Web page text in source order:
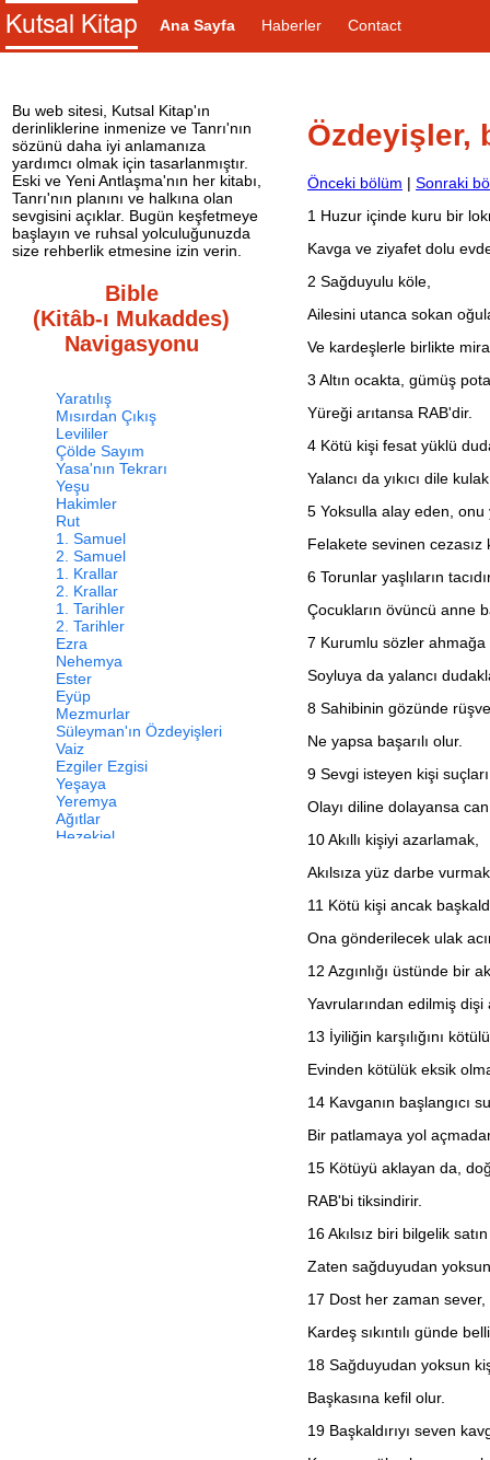
Ana Sayfa Haberler Contact
Bu web sitesi, Kutsal Kitap'ın
derinliklerine inmenize ve Tanrı'nın
sözünü daha iyi anlamanıza
yardımcı olmak için tasarlanmıştır.
Eski ve Yeni Antlaşma'nın her kitabı,
Tanrı'nın planını ve halkına olan
sevgisini açıklar. Bugün keşfetmeye
başlayın ve ruhsal yolculuğunuzda
size rehberlik etmesine izin verin.
Bible
(Kitâb-ı Mukaddes)
Navigasyonu
Yaratılış
Mısırdan Çıkış
Levililer
Çölde Sayım
Yasa'nın Tekrarı
Yeşu
Hakimler
Rut
1. Samuel
2. Samuel
1. Krallar
2. Krallar
1. Tarihler
2. Tarihler
Ezra
Nehemya
Ester
Eyüp
Mezmurlar
Süleyman'ın Özdeyişleri
Vaiz
Ezgiler Ezgisi
Yeşaya
Yeremya
Ağıtlar
Hezekiel
Özdeyişler,
Önceki bölüm | Sonraki
1 Huzur içinde kuru bir
Kavga ve ziyafet dolu
2 Sağduyulu köle,
Ailesini utanca sokan
Ve kardeşlerle birlikte
3 Altın ocakta, gümüş
Yüreği arıtansa RAB'dir.
4 Kötü kişi fesat yüklü
Yalancı da yıkıcı dile
5 Yoksulla alay eden, onu
Felakete sevinen cezasız
6 Torunlar yaşlıların
Çocukların övüncü anne
7 Kurumlu sözler ahmağa
Soyluya da yalancı
8 Sahibinin gözünde
Ne yapsa başarılı olur.
9 Sevgi isteyen kişi
Olayı diline dolayansa can
10Akıllı kişiyi azarlamak,
Akılsıza yüz darbe
11 Kötü kişi ancak
Ona gönderilecek ulak
12 Azgınlığı üstünde bir
Yavrularından edilmiş dişi
13 İyiliğin karşılığını
Evinden kötülük eksik
14 Kavganın başlangıcı
Bir patlamaya yol
15 Kötüyü aklayan da,
RAB'bi tiksindirir.
16Akılsız biri bilgelik
Zaten sağduyudan
17 Dost her zaman sever,
Kardeş sıkıntılı günde
18 Sağduyudan yoksun
Başkasına kefil olur.
19 Başkaldırıyı seven